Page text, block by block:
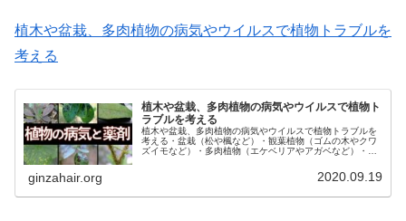
植木や盆栽、多肉植物の病気やウイルスで植物トラブルを
考える
植木や盆栽、多肉植物の病気やウイルスで植物ト
ラブルを考える
植木や盆栽、多肉植物の病気やウイルスで植物トラブルを
考える・盆栽（松や楓など）・観葉植物（ゴムの木やクワ
ズイモなど）・多肉植物（エケベリアやアガベなど）・塊
ginzahair.org 2020.09.19